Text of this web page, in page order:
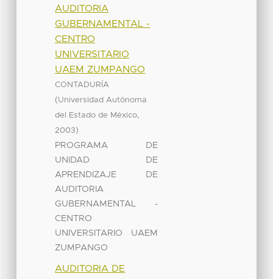
AUDITORIA
GUBERNAMENTAL -
CENTRO
UNIVERSITARIO
UAEM ZUMPANGO
CONTADURÍA
(Universidad Autónoma
del Estado de México,
2003)
PROGRAMA DE
UNIDAD DE
APRENDIZAJE DE
AUDITORIA
GUBERNAMENTAL -
CENTRO
UNIVERSITARIO UAEM
ZUMPANGO
AUDITORIA DE